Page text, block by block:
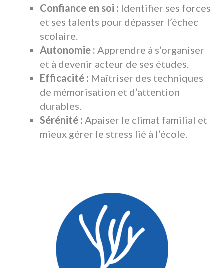
Confiance en soi : Identifier ses forces
et ses talents pour dépasser l’échec
scolaire.
Autonomie : Apprendre à s’organiser
et à devenir acteur de ses études.
Efficacité : Maîtriser des techniques
de mémorisation et d’attention
durables.
Sérénité : Apaiser le climat familial et
mieux gérer le stress lié à l’école.